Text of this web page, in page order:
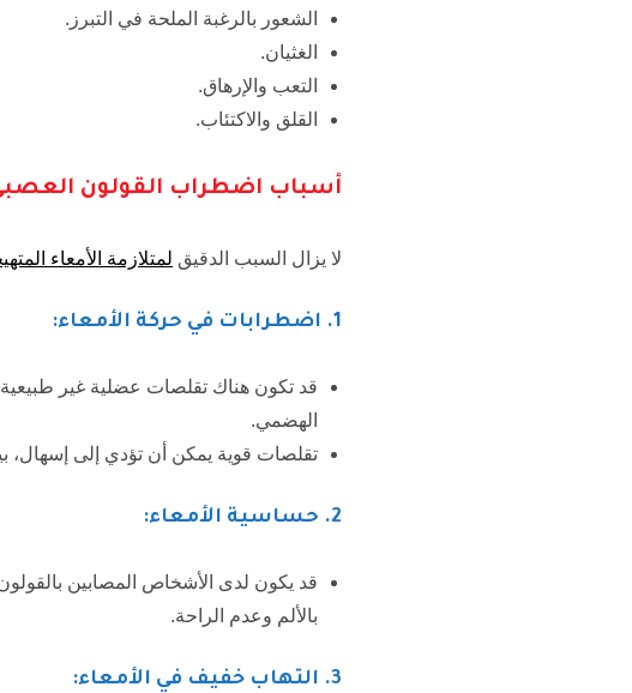
الشعور بالرغبة الملحة في التبرز.
الغثيان.
التعب والإرهاق.
القلق والاكتئاب.
أسباب اضطراب القولون
لا يزال السبب الدقيق لمتلازمة الأمعاء
1. اضطرابات في حركة الأمعاء:
قد تكون هناك تقلصات عضلية غير طبيعية
الهضمي.
تقلصات قوية يمكن أن تؤدي إلى إسهال،
2. حساسية الأمعاء:
قد يكون لدى الأشخاص المصابين
بالألم وعدم الراحة.
3. التهاب خفيف في الأمعاء: